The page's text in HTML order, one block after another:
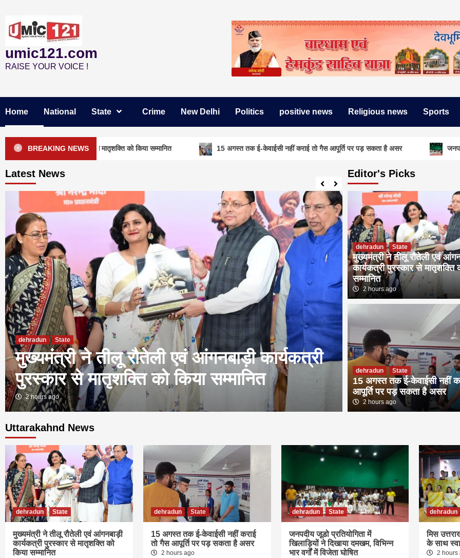
content
umic121.com
RAISE YOUR VOICE !
Home National State Crime New Delhi Politics positive news Religious news Sports
BREAKING NEWS
कार्यकत्री पुरस्कार से मातृशक्ति को किया सम्मानित 15 अगस्त तक ई-केवाईसी नहीं कराई तो गैस आपूर्ति पर पड़ सकता है असर जनपदीय जूडो
Latest News
dehradun State
मुख्यमंत्री ने तीलू रौतेली एवं आंगनबाड़ी कार्यकत्री
पुरस्कार से मातृशक्ति को किया सम्मानित
2 hours ago
dehradun
15 अगस्त तक ई-
आपूर्ति पर पड़
2 hours ago
Editor's Picks
dehradun State
मुख्यमंत्री ने तीलू रौतेली एवं
कार्यकत्री पुरस्कार से मातृशक्ति
सम्मानित
2 hours ago
dehradun State
15 अगस्त तक ई-केवाईसी नहीं
आपूर्ति पर पड़ सकता है असर
2 hours ago
Uttarakahnd News
dehradun State
मुख्यमंत्री ने तीलू रौतेली एवं आंगनबाड़ी
कार्यकत्री पुरस्कार से मातृशक्ति को
किया सम्मानित
dehradun State
15 अगस्त तक ई-केवाईसी नहीं कराई
तो गैस आपूर्ति पर पड़ सकता है असर
2 hours ago
dehradun State
जनपदीय जूडो प्रतियोगिता में
खिलाड़ियों ने दिखाया दमखम, विभिन्न
भार वर्गों में विजेता घोषित
dehradun
मिस
के साथ
2 hours